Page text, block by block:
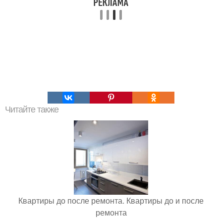
Читайте также
Квартиры до после ремонта. Квартиры до и после
ремонта